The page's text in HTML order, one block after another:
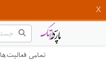
تمامی فعالیت‌ها